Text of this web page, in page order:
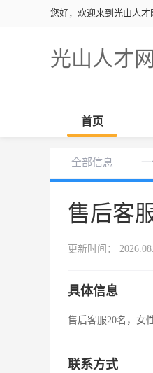
您好，欢迎来到光山人才
光山人才网
首页
全部信息
售后客
更新时间：
具体信息
售后客服20名，女
联系方式